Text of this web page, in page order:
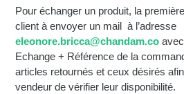
Pour échanger un produit, la
client à envoyer un mail à l’adresse
eleonore.bricca@chandam.co
Echange + Référence de la
articles retournés et ceux désirés
vendeur de vérifier leur disponibilité.